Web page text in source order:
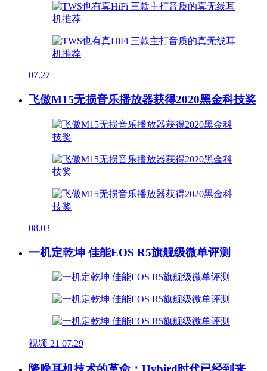
07.27
飞傲M15无损音乐播放器获得2020黑金科技奖
08.03
一机定乾坤 佳能EOS R5旗舰级微单评测
视频 21 07.29